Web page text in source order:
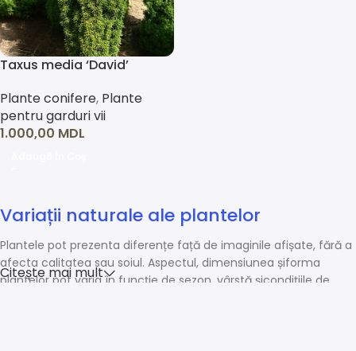
Taxus media ‘David’
Plante conifere, Plante
pentru garduri vii
1.000,00 MDL
Variații naturale ale plantelor
Plantele pot prezenta diferențe față de imaginile afișate, fără a
afecta calitatea sau soiul. Aspectul, dimensiunea șiforma
plantelor pot varia în funcție de sezon, vârstă șicondițiile de
Citește mai mult